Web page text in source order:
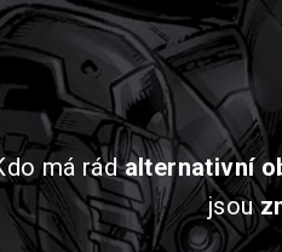
má rádalternativní
jsou